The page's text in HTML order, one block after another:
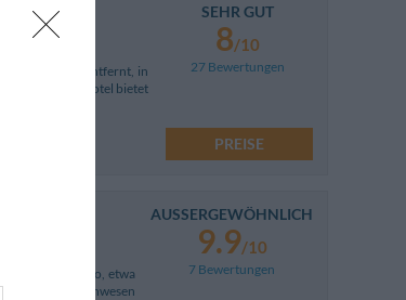
von Como entfernt, in
Erba. Das Hotel bietet
SEHR GUT
8/10
27 Bewertungen
PREISE
Cantello, etwa
elegante Anwesen
AUSSERGEWÖHNLICH
9.9/10
7 Bewertungen